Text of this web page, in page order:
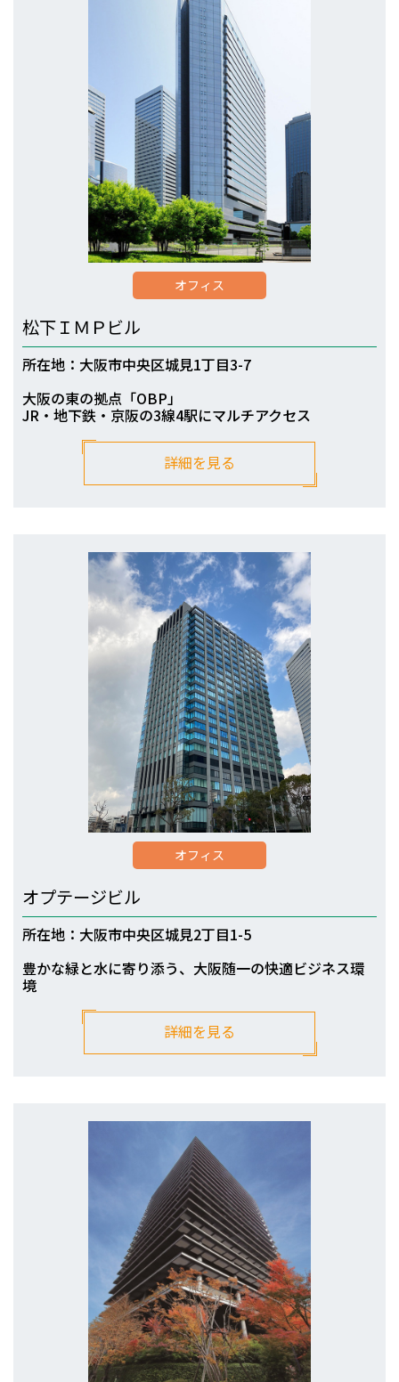
オフィス
松下ＩＭＰビル
所在地：大阪市中央区城見1丁目3-7
大阪の東の拠点「OBP」
JR・地下鉄・京阪の3線4駅にマルチアクセス
詳細を見る
オフィス
オプテージビル
所在地：大阪市中央区城見2丁目1-5
豊かな緑と水に寄り添う、大阪随一の快適ビジネス環
境
詳細を見る